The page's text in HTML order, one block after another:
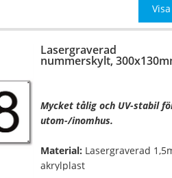
…
35mm (1-
Typsnitt:Helvetica medium
önskas)
Visa
Lasergraverad
nummerskylt,
Mycket tålig och UV-stabil
utom-/inomhus.
Material: Lasergraverad
akrylplast